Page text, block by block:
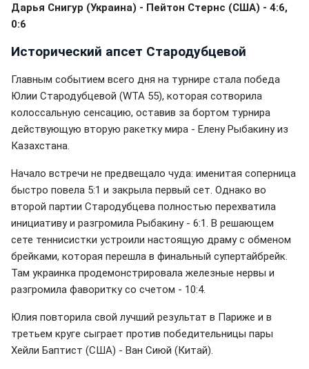
Дарья Снигур (Украина) - Пейтон Стернс (США) - 4:6,
0:6
Исторический апсет Стародубцевой
Главным событием всего дня на турнире стала победа
Юлии Стародубцевой (WTA 55), которая сотворила
колоссальную сенсацию, оставив за бортом турнира
действующую вторую ракетку мира - Елену Рыбакину из
Казахстана.
Начало встречи не предвещало чуда: именитая соперница
быстро повела 5:1 и закрыла первый сет. Однако во
второй партии Стародубцева полностью перехватила
инициативу и разгромила Рыбакину - 6:1. В решающем
сете теннисистки устроили настоящую драму с обменом
брейками, которая перешла в финальный супертайбрейк.
Там украинка продемонстрировала железные нервы и
разгромила фаворитку со счетом - 10:4.
Юлия повторила свой лучший результат в Париже и в
третьем круге сыграет против победительницы пары
Хейли Баптист (США) - Ван Сиюй (Китай).